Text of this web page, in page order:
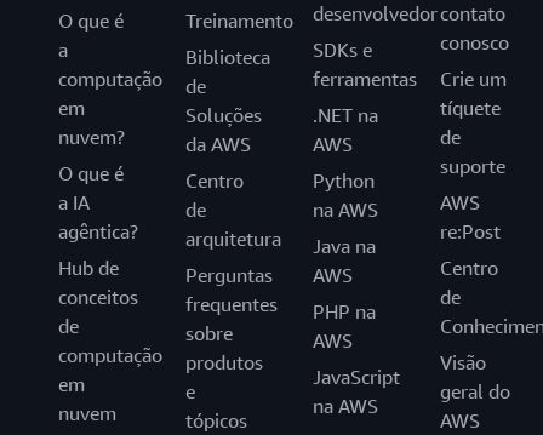
O que é
a
computação
em
nuvem?
O que é
a IA
agêntica?
Hub de
conceitos
de
computação
em
nuvem
Treinamento
Biblioteca
de
Soluções
da AWS
Centro
de
arquitetura
Perguntas
frequentes
sobre
produtos
e
tópicos
desenvolvedor
SDKs e
ferramentas
.NET na
AWS
Python
na AWS
Java na
AWS
PHP na
AWS
JavaScript
na AWS
contato
conosco
Crie um
tíquete
de
suporte
AWS
re:Post
Centro
de
Visão
geral do
AWS